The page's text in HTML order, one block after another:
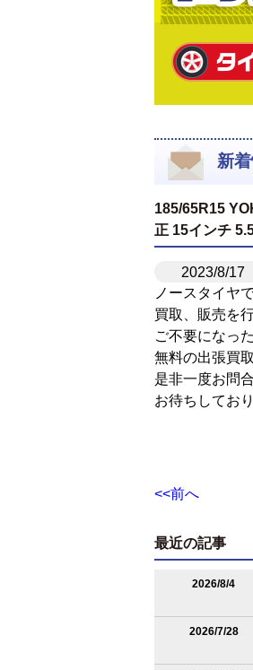
新
185/65R15
正 15インチ
2023/8/17
ノースタイヤ
買取、販売を
ご不要になっ
無料の出張買
是非一度お問
お待ちしてお
<<前へ
最近の記事
2026/8/4
2026/7/28